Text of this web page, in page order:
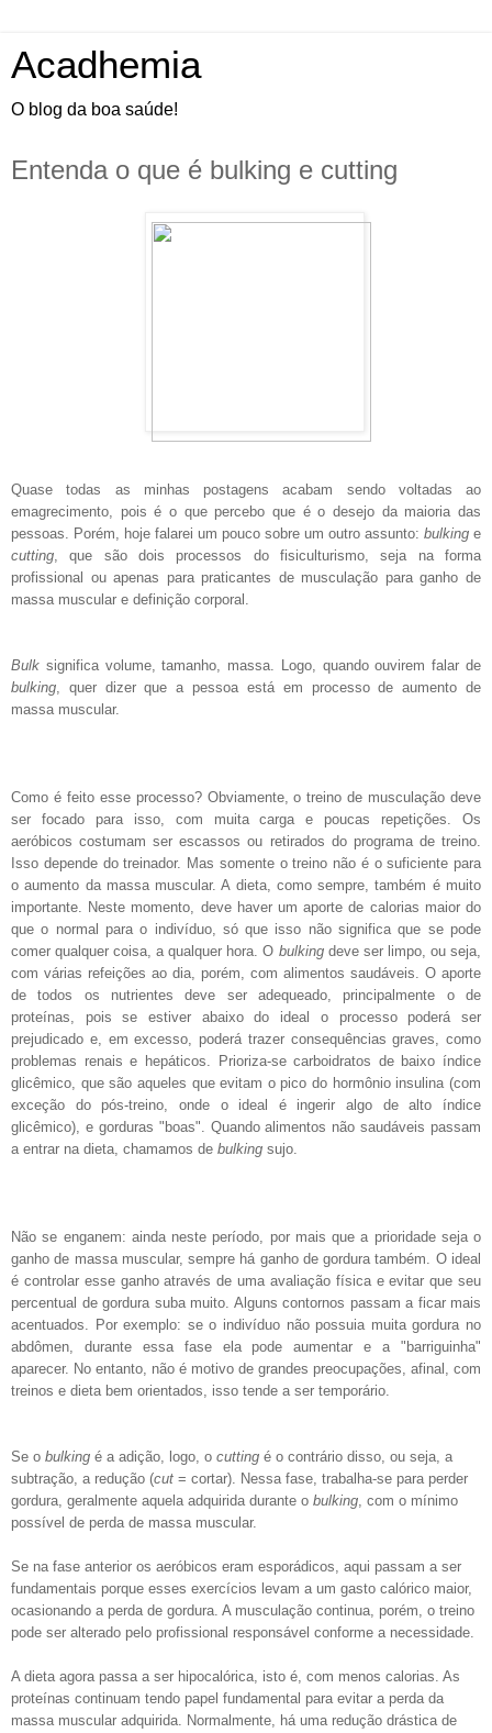
Acadhemia
O blog da boa saúde!
Entenda o que é bulking e cutting
Quase todas as minhas postagens acabam sendo voltadas ao
emagrecimento, pois é o que percebo que é o desejo da maioria das
pessoas. Porém, hoje falarei um pouco sobre um outro assunto: bulking e
cutting , que são dois processos do fisiculturismo, seja na forma
profissional ou apenas para praticantes de musculação para ganho de
massa muscular e definição corporal.
Bulk significa volume, tamanho, massa. Logo, quando ouvirem falar de
bulking , quer dizer que a pessoa está em processo de aumento de
massa muscular.
Como é feito esse processo? Obviamente, o treino de musculação deve
ser focado para isso, com muita carga e poucas repetições. Os
aeróbicos costumam ser escassos ou retirados do programa de treino.
Isso depende do treinador. Mas somente o treino não é o suficiente para
o aumento da massa muscular. A dieta, como sempre, também é muito
importante. Neste momento, deve haver um aporte de calorias maior do
que o normal para o indivíduo, só que isso não significa que se pode
comer qualquer coisa, a qualquer hora. O bulkingdeve ser limpo, ou seja,
com várias refeições ao dia, porém, com alimentos saudáveis. O aporte
de todos os nutrientes deve ser adequeado, principalmente o de
proteínas, pois se estiver abaixo do ideal o processo poderá ser
prejudicado e, em excesso, poderá trazer consequências graves, como
problemas renais e hepáticos. Prioriza-se carboidratos de baixo índice
glicêmico, que são aqueles que evitam o pico do hormônio insulina (com
exceção do pós-treino, onde o ideal é ingerir algo de alto índice
glicêmico), e gorduras "boas". Quando alimentos não saudáveis passam
a entrar na dieta, chamamos de bulking sujo.
Não se enganem: ainda neste período, por mais que a prioridade seja o
ganho de massa muscular, sempre há ganho de gordura também. O ideal
é controlar esse ganho através de uma avaliação física e evitar que seu
percentual de gordura suba muito. Alguns contornos passam a ficar mais
acentuados. Por exemplo: se o indivíduo não possuia muita gordura no
abdômen, durante essa fase ela pode aumentar e a "barriguinha"
aparecer. No entanto, não é motivo de grandes preocupações, afinal, com
treinos e dieta bem orientados, isso tende a ser temporário.
Se o bulking é a adição, logo, o cutting é o contrário disso, ou seja, a
subtração, a redução (cut = cortar). Nessa fase, trabalha-se para perder
gordura, geralmente aquela adquirida durante o bulking , com o mínimo
possível de perda de massa muscular.
Se na fase anterior os aeróbicos eram esporádicos, aqui passam a ser
fundamentais porque esses exercícios levam a um gasto calórico maior,
ocasionando a perda de gordura. A musculação continua, porém, o treino
pode ser alterado pelo profissional responsável conforme a necessidade.
A dieta agora passa a ser hipocalórica, isto é, com menos calorias. As
proteínas continuam tendo papel fundamental para evitar a perda da
massa muscular adquirida. Normalmente, há uma redução drástica de